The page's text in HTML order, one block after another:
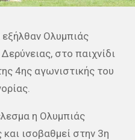
Ολυμπιάς
στο παιχνίδι
4ης αγωνιστικής του
η Ολυμπιάς
ισοβαθμεί στην 3η